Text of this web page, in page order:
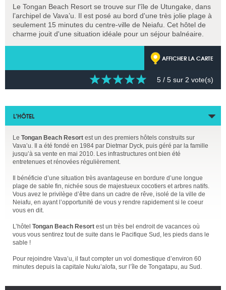
Le Tongan Beach Resort se trouve sur l'île de Utungake, dans
l’archipel de Vava’u. Il est posé au bord d'une très jolie plage à
seulement 15 minutes du centre-ville de Neiafu. Cet hôtel de
charme jouit d'une situation idéale pour un séjour balnéaire.
AFFICHER LA CARTE
5 / 5 sur 2 vote(s)
L’HÔTEL
Le Tongan Beach Resort est un des premiers hôtels construits sur
Vava’u. Il a été fondé en 1984 par Dietmar Dyck, puis géré par la famille
jusqu’à sa vente en mai 2010. Les infrastructures ont bien été
entretenues et rénovées régulièrement.
Il bénéficie d’une situation très avantageuse en bordure d’une longue
plage de sable fin, nichée sous de majestueux cocotiers et arbres natifs.
Vous avez le privilège d’être dans un cadre de rêve, isolé de la ville de
Neiafu, en ayant l’opportunité de vous y rendre rapidement si le coeur
vous en dit.
L’hôtel Tongan Beach Resort est un très bel endroit de vacances où
vous vous sentirez tout de suite dans le Pacifique Sud, les pieds dans le
sable !
Pour rejoindre Vava’u, il faut compter un vol domestique d’environ 60
minutes depuis la capitale Nuku’alofa, sur l’île de Tongatapu, au Sud.